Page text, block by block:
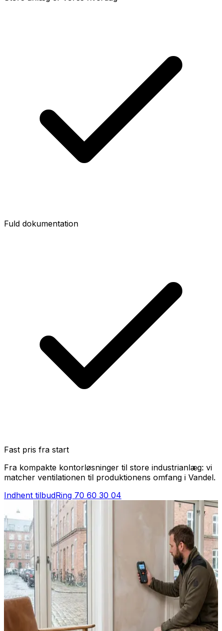
Fuld dokumentation
Fast pris fra start
Fra kompakte kontorløsninger til store industrianlæg: vi
matcher ventilationen til produktionens omfang i Vandel.
Indhent tilbudRing 70 60 30 04